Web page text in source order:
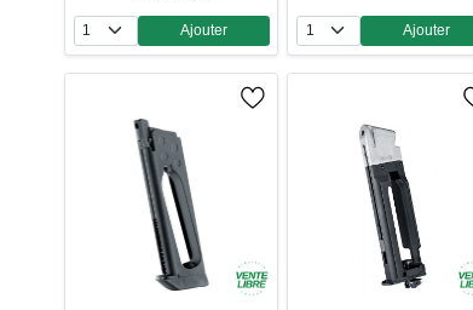
Quantité
Ajouter
Quantité
Ajouter